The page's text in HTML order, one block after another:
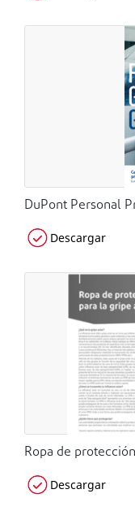
DuPont Personal
Descargar
Ropa de
Descargar